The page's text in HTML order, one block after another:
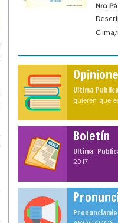
Nro
Ultima
quieren que
Boletín
Ultima
2017